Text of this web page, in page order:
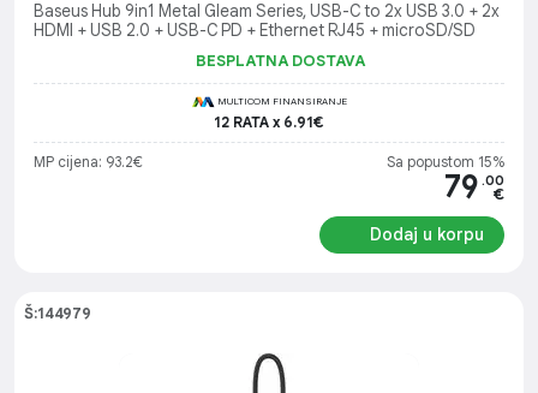
Baseus Hub 9in1 Metal Gleam Series, USB-C to 2x USB 3.0 + 2x
HDMI + USB 2.0 + USB-C PD + Ethernet RJ45 + microSD/SD
BESPLATNA DOSTAVA
MULTICOM FINANSIRANJE
12 RATA x 6.91€
MP cijena: 93.2€ Sa popustom 15%
79 .00
€
Dodaj u korpu
Š:144979